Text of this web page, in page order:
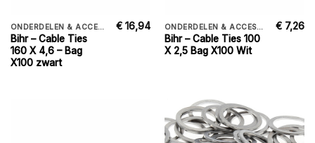
ONDERDELEN & ACCESSORIES
Bihr – Cable Ties
160 X 4,6 – Bag
X100 zwart
€ 16,94 ONDERDELEN & ACCESSORIES
Bihr – Cable Ties 100
X 2,5 Bag X100 Wit
€ 7,26